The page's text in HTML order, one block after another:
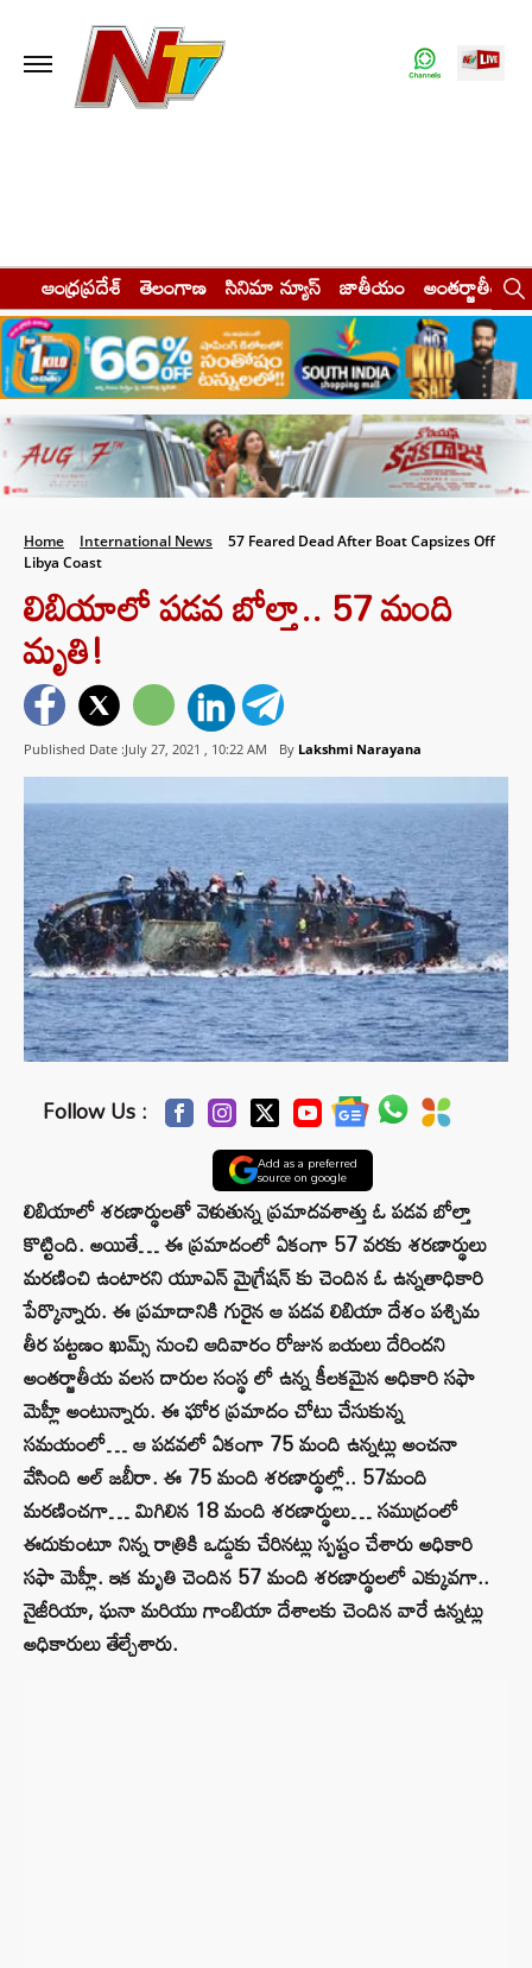
ఆంధ్రప్రదేశ్ తెలంగాణ సినిమా న్యూస్ జాతీయం అంతర్జాతీయం
Home International News
57 Feared Dead After Boat Capsizes Off
Libya Coast
లిబియాలో పడవ బోల్తా.. 57 మంది
మృతి!
Published Date :July 27, 2021 , 10:22 AM By Lakshmi Narayana
Follow Us :
Add as a preferred
source on google
లిబియాలో శరణార్థులతో వెళుతున్న ప్రమాదవశాత్తు ఓ పడవ బోల్తా
కొట్టింది. అయితే… ఈ ప్రమాదంలో ఏకంగా 57 వరకు శరణార్థులు
మరణించి ఉంటారని యూఎన్‌ మైగ్రేషన్‌ కు చెందిన ఓ ఉన్నతాధికారి
పేర్కొన్నారు. ఈ ప్రమాదానికి గురైన ఆ పడవ లిబియా దేశం పశ్చిమ
తీర పట్టణం ఖుమ్స్‌ నుంచి ఆదివారం రోజున బయలు దేరిందని
అంతర్జాతీయ వలస దారుల సంస్థ లో ఉన్న కీలకమైన అధికారి సఫా
మెహ్లీ అంటున్నారు. ఈ ఘోర ప్రమాదం చోటు చేసుకున్న
సమయంలో… ఆ పడవలో ఏకంగా 75 మంది ఉన్నట్లు అంచనా
వేసింది అల్‌ జబీరా. ఈ 75 మంది శరణార్థుల్లో.. 57మంది
మరణించగా… మిగిలిన 18 మంది శరణార్థులు… సముద్రంలో
ఈదుకుంటూ నిన్న రాత్రికి ఒడ్డుకు చేరినట్లు స్పష్టం చేశారు అధికారి
సఫా మెహ్లీ. ఇక మృతి చెందిన 57 మంది శరణార్థులలో ఎక్కువగా..
నైజీరియా, ఘనా మరియు గాంబియా దేశాలకు చెందిన వారే ఉన్నట్లు
అధికారులు తేల్చేశారు.